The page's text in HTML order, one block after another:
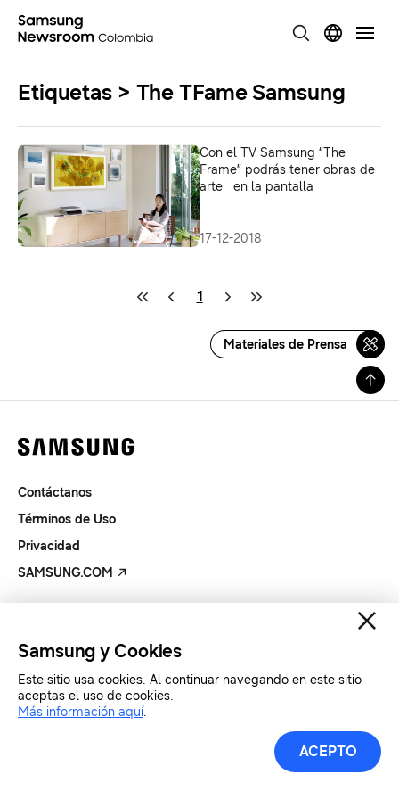
Etiquetas > The TFame Samsung
Con el TV Samsung “The
Frame” podrás tener obras de
arte en la pantalla
17-12-2018
1
Materiales de Prensa
Contáctanos
Términos de Uso
Privacidad
SAMSUNG.COM
Samsung y Cookies
Este sitio usa cookies. Al continuar navegando en este sitio
aceptas el uso de cookies.
Más información aquí.
ACEPTO